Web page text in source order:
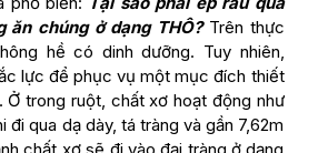
ăn chúng ở dạng THÔ?Trên thực
hề có dinh dưỡng. Tuy nhiên,
lực để phục vụ một mục đích thiết
Ở trong ruột, chất xơ hoạt động như
đi qua dạ dày, tá tràng và gần 7,62m
chất xơ sẽ đi vào đại tràng ở dạng